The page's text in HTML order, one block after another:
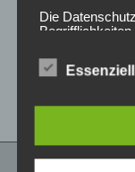
Die
Datenschutz-
wurden. Unsere
Um dies zu
verwendeten
Essenziell